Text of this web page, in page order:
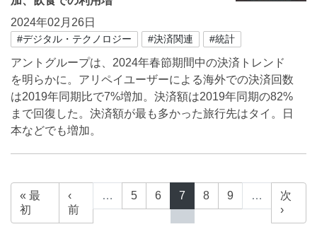
2024年02月26日
#デジタル・テクノロジー #決済関連 #統計
アントグループは、2024年春節期間中の決済トレンド
を明らかに。アリペイユーザーによる海外での決済回数
は2019年同期比で7%増加。決済額は2019年同期の82%
まで回復した。決済額が最も多かった旅行先はタイ。日
本などでも増加。
« 最
初
‹
前
… 5 6 7 8 9 …
次
›